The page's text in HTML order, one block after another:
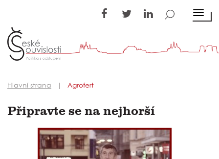
Hlavní strana Agrofert
Připravte se na nejhorší